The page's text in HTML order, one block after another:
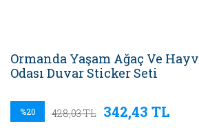
Ormanda Yaşam Ağaç Ve
Odası Duvar Sticker Seti
%20 428,03 TL 342,43 TL